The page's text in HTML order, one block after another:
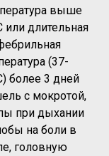
выше
или длительная
(37-
более 3 дней
с мокротой,
при дыхании
на боли в
головную